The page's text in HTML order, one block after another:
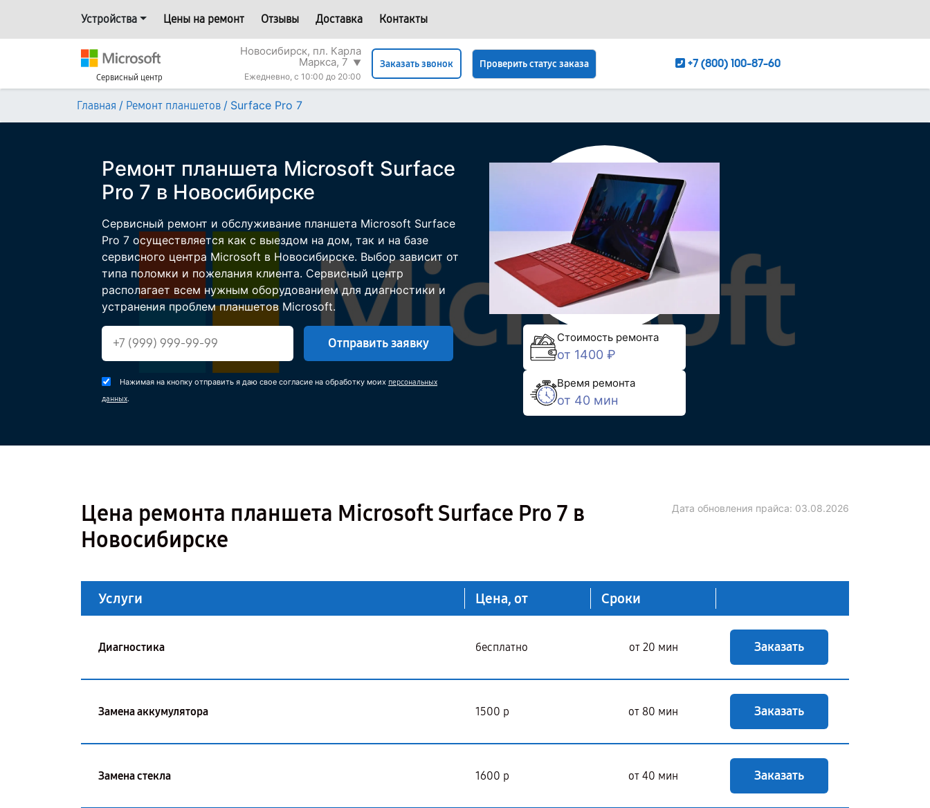
Устройства Цены на ремонт Отзывы Доставка Контакты
Сервисный центр
Новосибирск, пл. Карла
Маркса, 7 ▼
Ежедневно, с 10:00 до 20:00
Заказать звонок Проверить статус заказа +7 (800) 100-87-60
Главная / Ремонт планшетов / Surface Pro 7
Ремонт планшета Microsoft Surface
Pro 7 в Новосибирске
Сервисный ремонт и обслуживание планшета Microsoft Surface
Pro 7 осуществляется как с выездом на дом, так и на базе
сервисного центра Microsoft в Новосибирске. Выбор зависит от
типа поломки и пожелания клиента. Сервисный центр
располагает всем нужным оборудованием для диагностики и
устранения проблем планшетов Microsoft.
Отправить заявку
Нажимая на кнопку отправить я даю свое согласие на обработку моих персональных
данных.
Стоимость ремонта
от 1400 ₽
Время ремонта
от 40 мин
Цена ремонта планшета Microsoft Surface Pro 7 в
Новосибирске
Дата обновления прайса: 03.08.2026
Услуги Цена, от Сроки
Диагностика бесплатно от 20 мин Заказать
Замена аккумулятора 1500 р от 80 мин Заказать
Замена стекла 1600 р от 40 мин Заказать